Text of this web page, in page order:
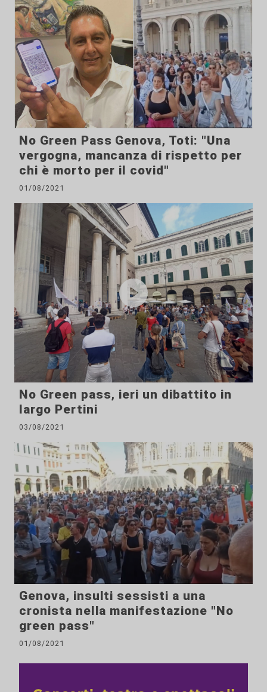
No Green Pass Genova, Toti: "Una
vergogna, mancanza di rispetto per
chi è morto per il covid"
01/08/2021
No Green pass, ieri un dibattito in
largo Pertini
03/08/2021
Genova, insulti sessisti a una
cronista nella manifestazione "No
green pass"
01/08/2021